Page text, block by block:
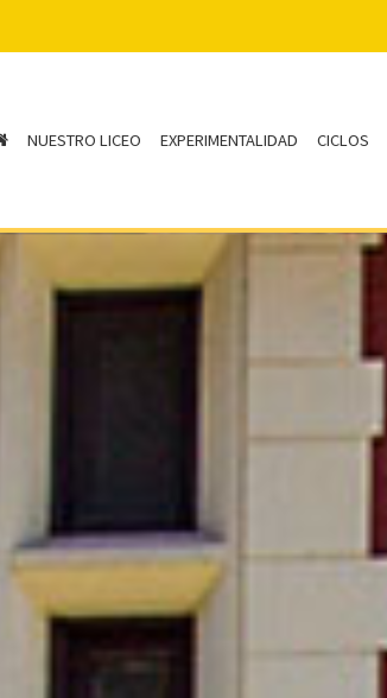
NUESTRO LICEO EXPERIMENTALIDAD CICLOS